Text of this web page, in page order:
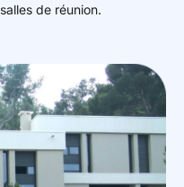
de réunion.